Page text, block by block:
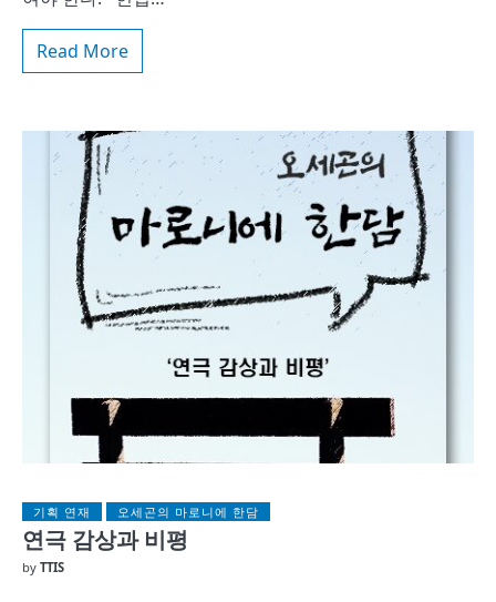
Read More
기획 연재 오세곤의 마로니에 한담
연극 감상과 비평
by TTIS